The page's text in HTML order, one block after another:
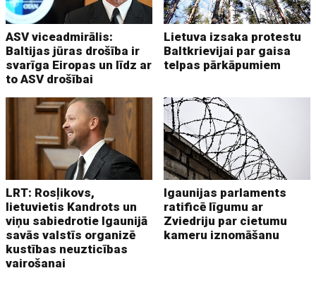
ASV viceadmirālis:
Baltijas jūras drošība ir
svarīga Eiropas un līdz ar
to ASV drošībai
Lietuva izsaka protestu
Baltkrievijai par gaisa
telpas pārkāpumiem
LRT: Rosļikovs,
lietuvietis Kandrots un
viņu sabiedrotie Igaunijā
savās valstīs organizē
kustības neuzticības
vairošanai
Igaunijas parlaments
ratificē līgumu ar
Zviedriju par cietumu
kameru iznomāšanu